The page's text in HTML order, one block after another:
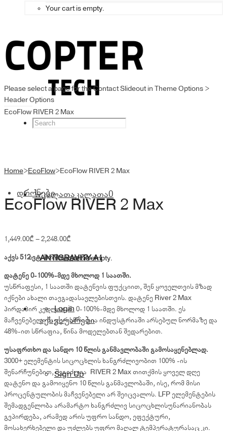
Your cart is empty.
კალათაკალათა0
Your cart is empty.
Login
Sign Up
დრონები
ANTIGRAVITY A1
აქსესუარები
Please select a page for the Contact Slideout in Theme Options >
Header Options
EcoFlow RIVER 2 Max
Home>EcoFlow>EcoFlow RIVER 2 Max
EcoFlow RIVER 2 Max
1,449.00₾–2,248.00₾Price
1,449.00₾
through
2,248.00₾
აქვს 512 ვტ-სთ მოცულობა
დატენე 0-100%-მდე მხოლოდ 1 საათში.
უსწრაფესი, 1 საათში დატენვის ფუქციით, შენ ყოველთვის მზად
იქნები ახალი თავგადასავლებისთვის. დატენე River 2 Max
პირდაპირ კედლიდან 0-100%-მდე მხოლოდ 1 საათში. ეს
მაჩვენებელი 5-ჯერ სწრაფია ინდუსტრიაში არსებულ ნორმაზე და
48%-ით სწრაფია, წინა მოდელებთან შედარებით.
უსაფრთხო და სანდო 10 წლის განმავლობაში გამოსაყენებლად.
3000+ ელემენტის სიცოცხლის ხანგრძლივობით 100% -ის
შენარჩუნებით, შეგიძლია RIVER 2 Max თითქმის ყოველ დღე
დატენო და გამოიყენო 10 წლის განმავლობაში, ისე, რომ მისი
პროცენტულობის მაჩვენებელი არ შეიცვალოს. LFP ელემენტების
შემადგენლობა არამარტო ხანგრძლივ სიცოცხლისუნარიანობას
გვპირდება, არამედ არის უფრო სანდო, ეფექტური,
მოსახერხებელი და უძლებს უფრო მაღალ ტემპერატურასაც კი.